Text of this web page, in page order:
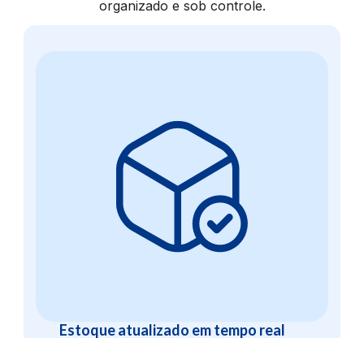
organizado e sob controle.
Estoque atualizado em tempo real